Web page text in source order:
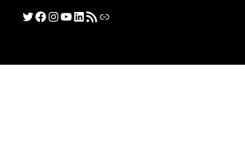
X Facebook
Instagram
YouTube
LinkedIn
RSS 資訊提供連結